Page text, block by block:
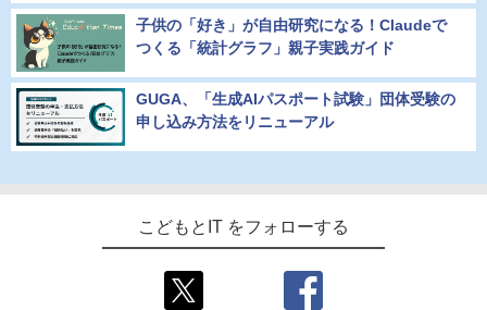
子供の「好き」が自由研究になる！Claudeで
つくる「統計グラフ」親子実践ガイド
GUGA、「生成AIパスポート試験」団体受験の
申し込み方法をリニューアル
こどもとIT をフォローする